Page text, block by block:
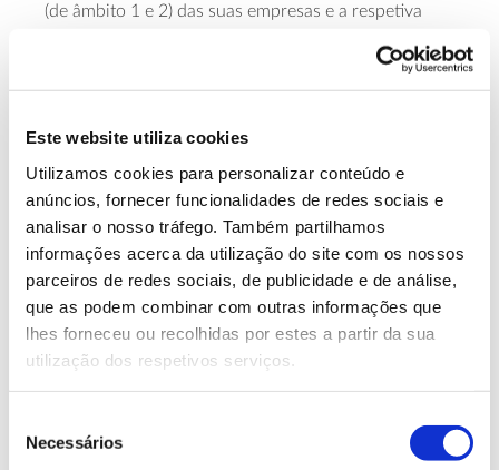
Este website utiliza cookies
Utilizamos cookies para personalizar conteúdo e
anúncios, fornecer funcionalidades de redes sociais e
analisar o nosso tráfego. Também partilhamos
informações acerca da utilização do site com os nossos
parceiros de redes sociais, de publicidade e de análise,
que as podem combinar com outras informações que
lhes forneceu ou recolhidas por estes a partir da sua
utilização dos respetivos serviços.
Necessários
(de âmbito 1 e 2) das suas empresas e a respetiva
políticas relativas às alterações climáticas que
vigoram em Portugal, na Europa e no Mundo. A
sessãoonlinede duas horas, e prossegue no dia
seguinte, com sete horas presenciais no Kaizen
Institute Portugal, em Matosinhos.
Saber mais
13.07.2026